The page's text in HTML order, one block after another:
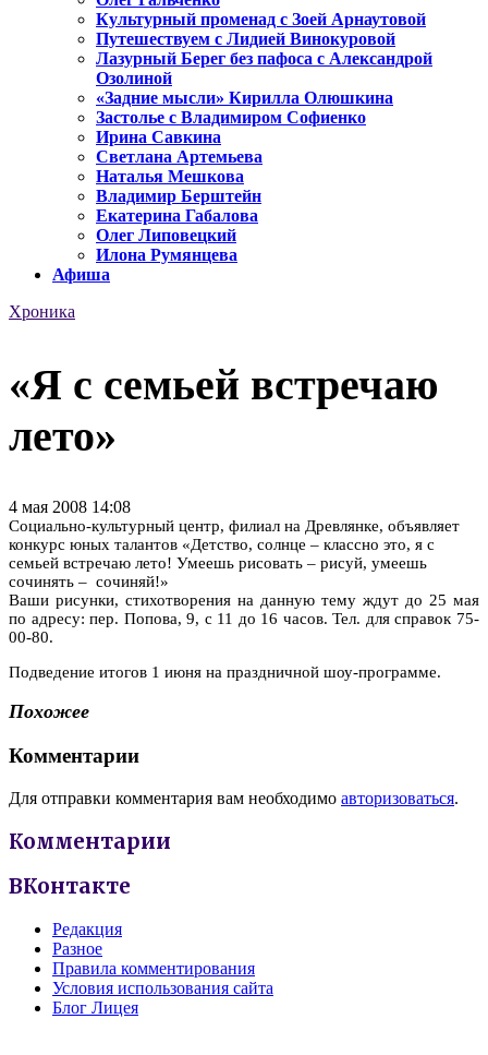
Культурный променад с Зоей Арнаутовой
Путешествуем с Лидией Винокуровой
Лазурный Берег без пафоса с Александрой
Озолиной
«Задние мысли» Кирилла Олюшкина
Застолье с Владимиром Софиенко
Ирина Савкина
Светлана Артемьева
Наталья Мешкова
Владимир Берштейн
Екатерина Габалова
Олег Липовецкий
Илона Румянцева
Афиша
Хроника
«Я с семьей встречаю
лето»
4 мая 2008 14:08
Социально-культурный центр, филиал на Древлянке, объявляет
конкурс юных талантов «Детство, солнце – классно это, я с
семьей встречаю лето! Умеешь рисовать – рисуй, умеешь
сочинять – сочиняй!»
Ваши рисунки, стихотворения на данную тему ждут до 25 мая
по адресу: пер. Попова, 9, с 11 до 16 часов. Тел. для справок 75-
00-80.
Подведение итогов 1 июня на праздничной шоу-программе.
Похожее
Комментарии
Для отправки комментария вам необходимо авторизоваться.
Комментарии
ВКонтакте
Редакция
Разное
Правила комментирования
Условия использования сайта
Блог Лицея